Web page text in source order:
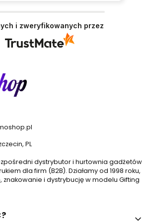
i zweryfikowanych przez
PL
dystrybutor i hurtownia gadżetów
dla firm (B2B). Działamy od 1998 roku,
i dystrybucję w modelu Gifting